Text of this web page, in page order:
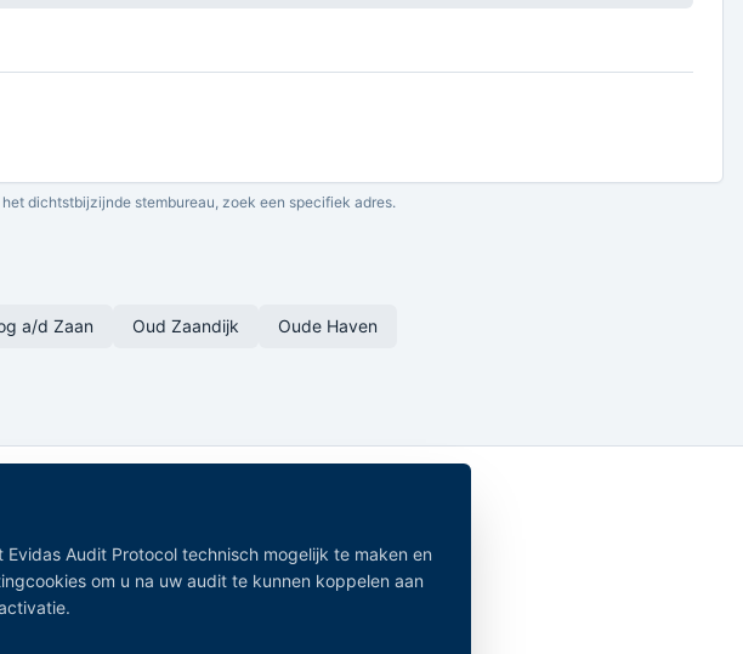
dichtstbijzijnde stembureau, zoek een specifiek adres.
a/d Zaan Oud Zaandijk Oude Haven
vastgoeddata
Audit Protocol technisch mogelijk te maken en
om u na uw audit te kunnen koppelen aan